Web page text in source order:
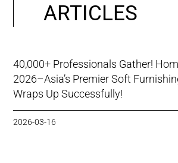
ARTICLES
40,000+ Professionals Gather!
2026–Asia’s Premier Soft
Wraps Up Successfully!
2026-03-16